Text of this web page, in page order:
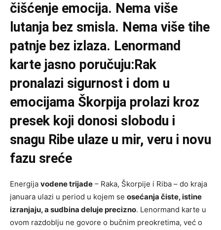
čišćenje emocija. Nema više
lutanja bez smisla. Nema više tihe
patnje bez izlaza. Lenormand
karte jasno poručuju:Rak
pronalazi sigurnost i dom u
emocijama Škorpija prolazi kroz
presek koji donosi slobodu i
snagu Ribe ulaze u mir, veru i novu
fazu sreće
Energija vodene trijade – Raka, Škorpije i Riba – do kraja
januara ulazi u period u kojem se osećanja čiste, istine
izranjaju, a sudbina deluje precizno. Lenormand karte u
ovom razdoblju ne govore o bučnim preokretima, već o